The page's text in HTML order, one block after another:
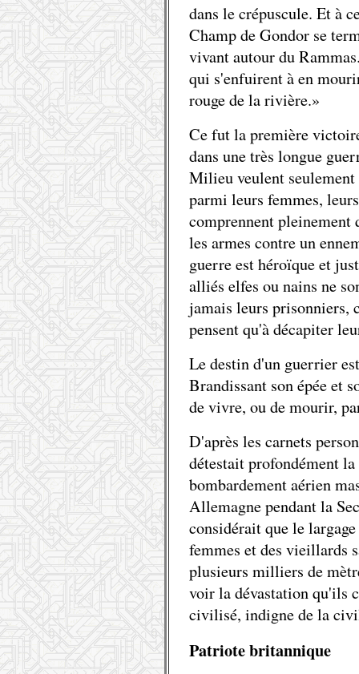
dans le crépuscule. Et à
Champ de Gondor se
vivant autour du
qui s'enfuirent à en
rouge de la rivière.»
Ce fut la première
dans une très longue
Milieu veulent
parmi leurs femmes,
comprennent pleinement
les armes contre un
guerre est héroïque et
alliés elfes ou nains ne
jamais leurs prisonniers,
pensent qu'à décapiter
Le destin d'un guerrier
Brandissant son épée et
de vivre, ou de mourir,
D'après les carnets
détestait profondément
bombardement aérien
Allemagne pendant la
considérait que le
femmes et des vieillards
plusieurs milliers de
voir la dévastation qu'ils
civilisé, indigne de la
Patriote britannique